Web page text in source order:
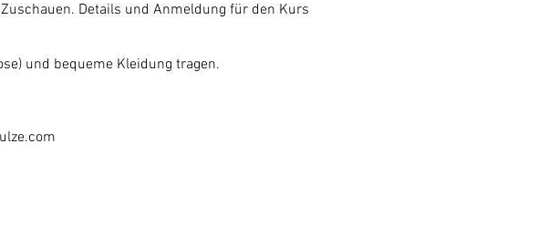
Details und Anmeldung für den Kurs
und bequeme Kleidung tragen.